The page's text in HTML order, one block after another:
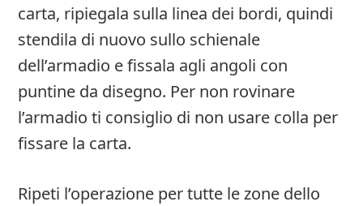
carta, ripiegala sulla linea dei bordi, quindi
stendila di nuovo sullo schienale
dell’armadio e fissala agli angoli con
puntine da disegno. Per non rovinare
l’armadio ti consiglio di non usare colla per
fissare la carta.
Ripeti l’operazione per tutte le zone dello